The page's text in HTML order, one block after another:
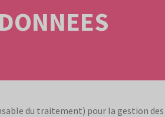
du traitement) pour la gestion des